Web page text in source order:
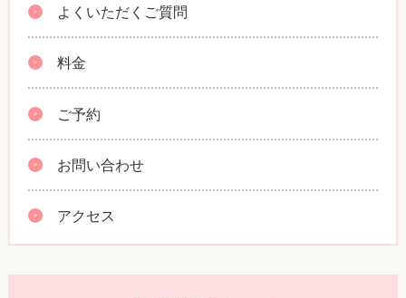
よくいただくご質問
料金
ご予約
お問い合わせ
アクセス